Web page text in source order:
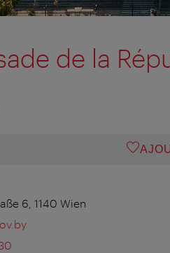
de la
6, 1140 Wien